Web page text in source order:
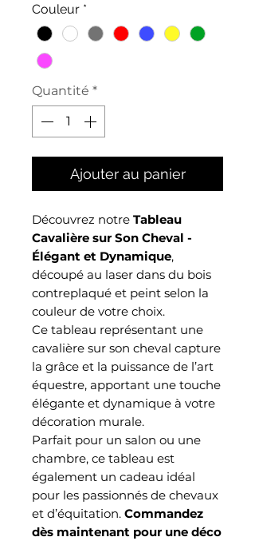
Couleur *
Quantité *
Ajouter au panier
Découvrez notre Tableau
Cavalière sur Son Cheval -
Élégant et Dynamique,
découpé au laser dans du bois
contreplaqué et peint selon la
couleur de votre choix.
Ce tableau représentant une
cavalière sur son cheval capture
la grâce et la puissance de l’art
équestre, apportant une touche
élégante et dynamique à votre
décoration murale.
Parfait pour un salon ou une
chambre, ce tableau est
également un cadeau idéal
pour les passionnés de chevaux
et d’équitation. Commandez
dès maintenant pour une déco